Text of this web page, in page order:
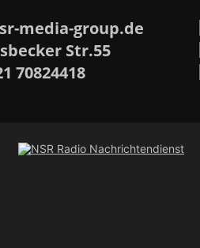
media-group.de
Str.55
70824418